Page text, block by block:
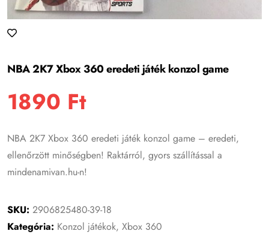
NBA 2K7 Xbox 360 eredeti játék konzol game
1890 Ft
NBA 2K7 Xbox 360 eredeti játék konzol game – eredeti,
ellenőrzött minőségben! Raktárról, gyors szállítással a
mindenamivan.hu-n!
SKU:2906825480-39-18
Kategória: Konzol játékok,Xbox 360